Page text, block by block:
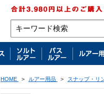
HOME > ルアー用品 > スナップ・リ